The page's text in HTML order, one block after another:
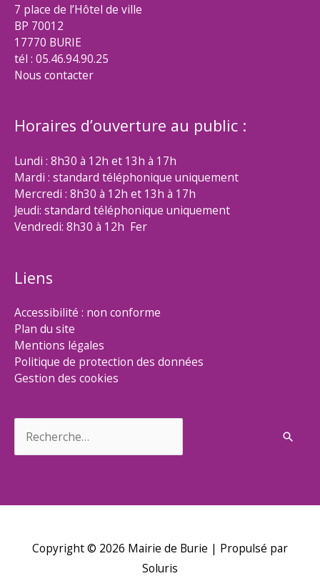
7 place de l’Hôtel de ville
BP 70012
17770 BURIE
tél : 05.46.94.90.25
Nous contacter
Horaires d’ouverture au public :
Lundi : 8h30 à 12h et 13h à 17h
Mardi : standard téléphonique uniquement
Mercredi : 8h30 à 12h et 13h à 17h
Jeudi: standard téléphonique uniquement
Vendredi: 8h30 à 12h Fer
Liens
Accessibilité : non conforme
Plan du site
Mentions légales
Politique de protection des données
Gestion des cookies
Copyright © 2026 Mairie de Burie | Propulsé par
Soluris